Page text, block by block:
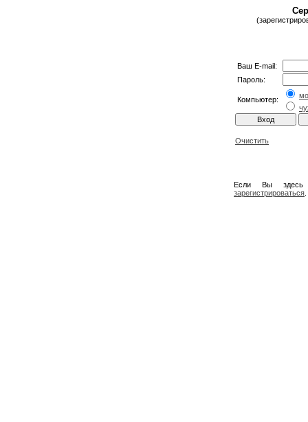
Ваш E-mail:
Пароль:
Компьютер:
Очистить
Если Вы
зарегистрироваться